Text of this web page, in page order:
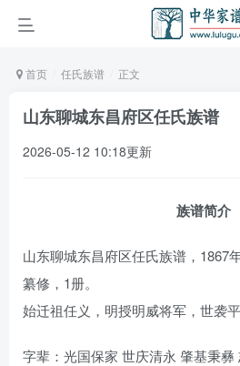
首页 任氏族谱 正文
山东聊城东昌府区任氏族谱
2026-05-12 10:18更新
族谱简介
山东聊城东昌府区任氏族谱，1867
纂修，1册。
始迁祖任义，明授明威将军，世袭平
字辈：光国保家 世庆清永 肇基秉彝